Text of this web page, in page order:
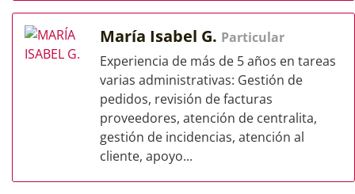
María Isabel G. Particular
Experiencia de más de 5 años en tareas
varias administrativas: Gestión de
pedidos, revisión de facturas
proveedores, atención de centralita,
gestión de incidencias, atención al
cliente, apoyo...